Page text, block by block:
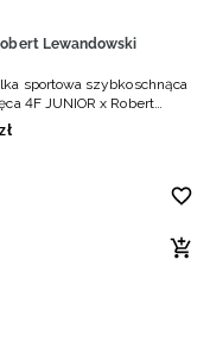
Lewandowski
sportowa szybkoschnąca
4F JUNIOR x Robert
- czarna
zł